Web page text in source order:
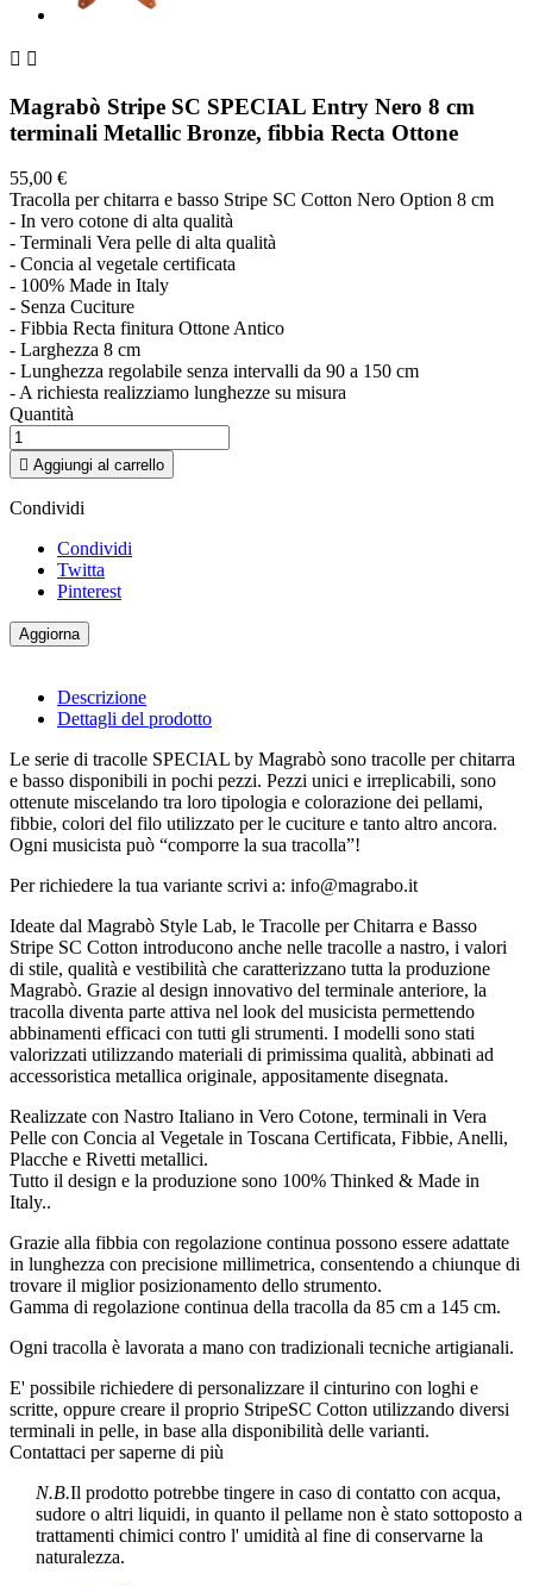
 
Magrabò Stripe SC SPECIAL Entry Nero 8 cm
terminali Metallic Bronze, fibbia Recta Ottone
55,00 €
Tracolla per chitarra e basso Stripe SC Cotton Nero Option 8 cm
- In vero cotone di alta qualità
- Terminali Vera pelle di alta qualità
- Concia al vegetale certificata
- 100% Made in Italy
- Senza Cuciture
- Fibbia Recta finitura Ottone Antico
- Larghezza 8 cm
- Lunghezza regolabile senza intervalli da 90 a 150 cm
- A richiesta realizziamo lunghezze su misura
Quantità
 Aggiungi al carrello
Condividi
Condividi
Twitta
Pinterest
Descrizione
Dettagli del prodotto
Le serie di tracolle SPECIAL by Magrabò sono tracolle per chitarra
e basso disponibili in pochi pezzi. Pezzi unici e irreplicabili, sono
ottenute miscelando tra loro tipologia e colorazione dei pellami,
fibbie, colori del filo utilizzato per le cuciture e tanto altro ancora.
Ogni musicista può “comporre la sua tracolla”!
Per richiedere la tua variante scrivi a: info@magrabo.it
Ideate dal Magrabò Style Lab, le Tracolle per Chitarra e Basso
Stripe SC Cotton introducono anche nelle tracolle a nastro, i valori
di stile, qualità e vestibilità che caratterizzano tutta la produzione
Magrabò. Grazie al design innovativo del terminale anteriore, la
tracolla diventa parte attiva nel look del musicista permettendo
abbinamenti efficaci con tutti gli strumenti. I modelli sono stati
valorizzati utilizzando materiali di primissima qualità, abbinati ad
accessoristica metallica originale, appositamente disegnata.
Realizzate con Nastro Italiano in Vero Cotone, terminali in Vera
Pelle con Concia al Vegetale in Toscana Certificata, Fibbie, Anelli,
Placche e Rivetti metallici.
Tutto il design e la produzione sono 100% Thinked & Made in
Italy..
Grazie alla fibbia con regolazione continua possono essere adattate
in lunghezza con precisione millimetrica, consentendo a chiunque di
trovare il miglior posizionamento dello strumento.
Gamma di regolazione continua della tracolla da 85 cm a 145 cm.
Ogni tracolla è lavorata a mano con tradizionali tecniche artigianali.
E' possibile richiedere di personalizzare il cinturino con loghi e
scritte, oppure creare il proprio StripeSC Cotton utilizzando diversi
terminali in pelle, in base alla disponibilità delle varianti.
Contattaci per saperne di più
N.B.Il prodotto potrebbe tingere in caso di contatto con acqua,
sudore o altri liquidi, in quanto il pellame non è stato sottoposto a
trattamenti chimici contro l' umidità al fine di conservarne la
naturalezza.